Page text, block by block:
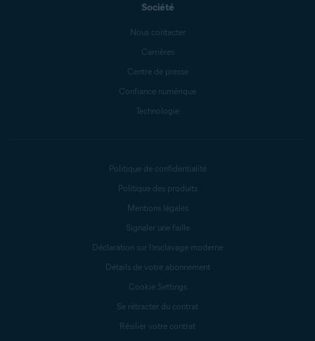
Société
Nous contacter
Carrières
Centre de presse
Confiance numérique
Technologie
Politique de confidentialité
Politique des produits
Mentions légales
Signaler une faille
Déclaration sur l’esclavage moderne
Détails de votre abonnement
Cookie Settings
Se rétracter du contrat
Résilier votre contrat